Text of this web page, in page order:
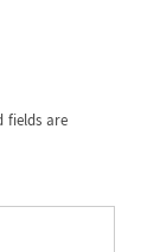
fields are